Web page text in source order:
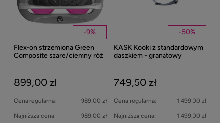
-9%
Flex-on strzemiona Green
Composite szare/ciemny róż
899,00 zł
Cena regularna: 989,00 zł
Najniższa cena: 989,00 zł
-50%
KASK Kooki z standardowym
daszkiem - granatowy
749,50 zł
Cena regularna: 1 499,00 zł
Najniższa cena: 1 499,00 zł